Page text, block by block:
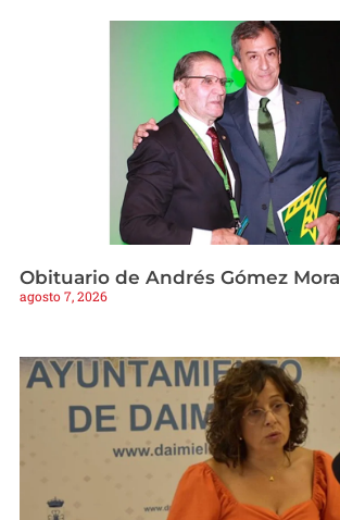
Obituario de Andrés Gómez Mora
agosto 7, 2026